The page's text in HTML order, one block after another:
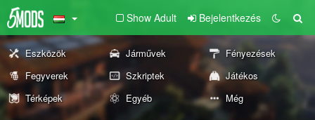
Show Adult Bejelentkezés
Eszközök Járművek
Fényezések
Fegyverek
Szkriptek
Játékos
Térképek
Egyéb Még